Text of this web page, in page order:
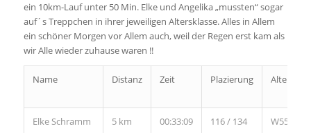
ein 10km-Lauf unter 50 Min. Elke und Angelika „mussten“ sogar
auf´s Treppchen in ihrer jeweiligen Altersklasse. Alles in Allem
ein schöner Morgen vor Allem auch, weil der Regen erst kam als
wir Alle wieder zuhause waren !!
Name Distanz Zeit Plazierung
Elke Schramm 5 km 00:33:09 116 / 134 W55